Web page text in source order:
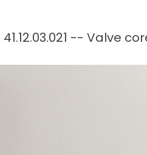
-- Valve